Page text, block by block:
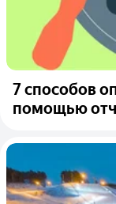
7 способов
помощью